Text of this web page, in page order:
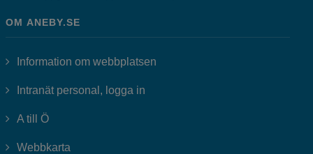
OM ANEBY.SE
Information om webbplatsen
Intranät personal, logga in
A till Ö
Webbkarta